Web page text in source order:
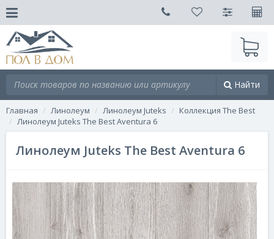
Найти
Главная Линолеум Линолеум Juteks
Коллекция The Best
Линолеум Juteks The Best Aventura 6
Линолеум Juteks The Best Aventura 6